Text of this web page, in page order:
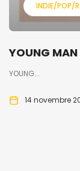
INDIE/POP/
YOUNG
YOUNG...
14 novembre